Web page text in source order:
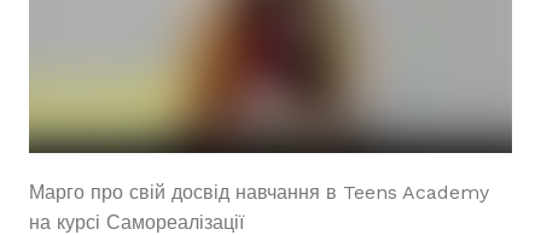
Марго про свій досвід навчання в Teens Academy
на курсі Самореалізації